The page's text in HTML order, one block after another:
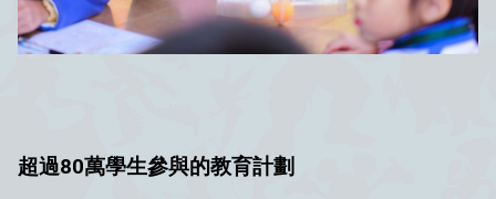
超過80萬學生參與的教育計劃